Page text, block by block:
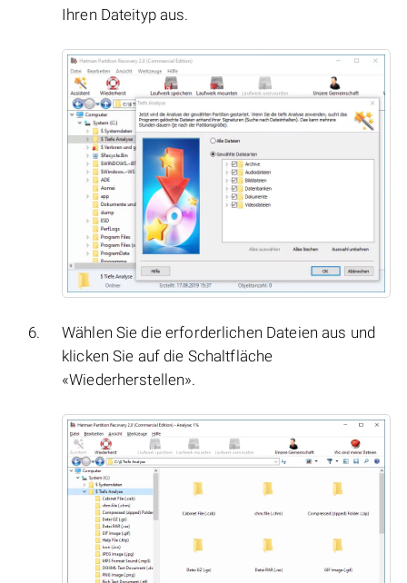
Ihren Dateityp aus.
Wählen Sie die erforderlichen Dateien aus und
klicken Sie auf die Schaltfläche
«Wiederherstellen».